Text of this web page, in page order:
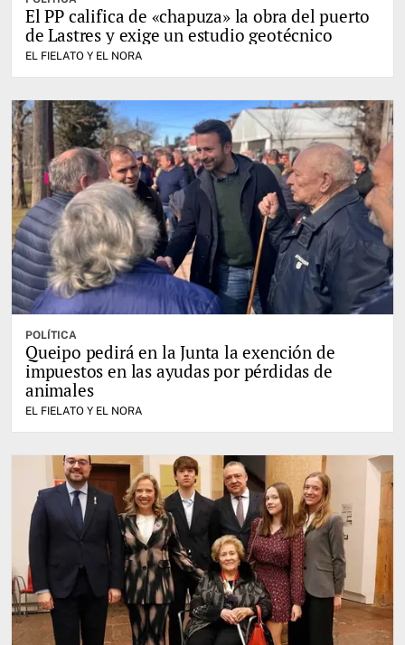
El PP califica de «chapuza» la obra del puerto
de Lastres y exige un estudio geotécnico
EL FIELATO Y EL NORA
POLÍTICA
Queipo pedirá en la Junta la exención de
impuestos en las ayudas por pérdidas de
animales
EL FIELATO Y EL NORA